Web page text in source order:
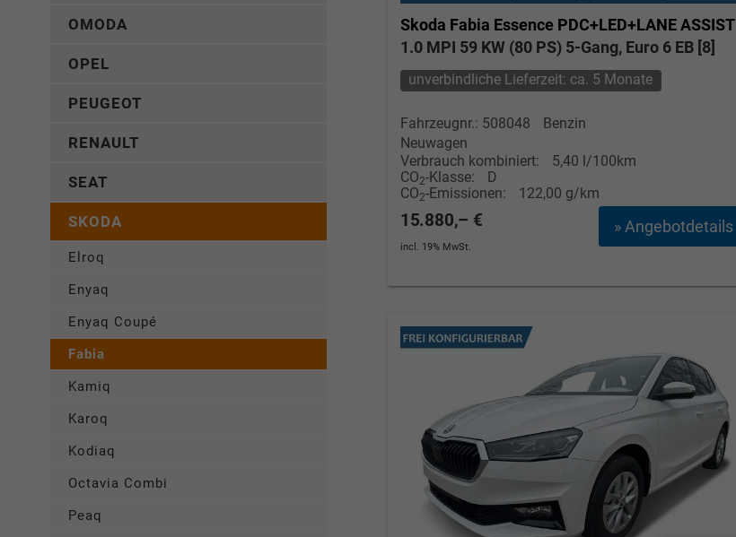
Skoda Fabia Essence PDC+LED+LANE ASSIST
1.0 MPI 59 KW (80 PS) 5-Gang, Euro 6 EB [8]
unverbindliche Lieferzeit: ca. 5 Monate
Fahrzeugnr.: 508048
Benzin
Neuwagen
Verbrauch kombiniert:
5,40 l/100km
CO2-Klasse:
D
CO2-Emissionen: 122,00 g/km
» Angebotdetails
15.880,– €
incl. 19% MwSt.
OMODA
OPEL
PEUGEOT
RENAULT
SEAT
SKODA
Elroq
Enyaq
Enyaq Coupé
Fabia
Kamiq
Karoq
Kodiaq
Octavia Combi
Peaq